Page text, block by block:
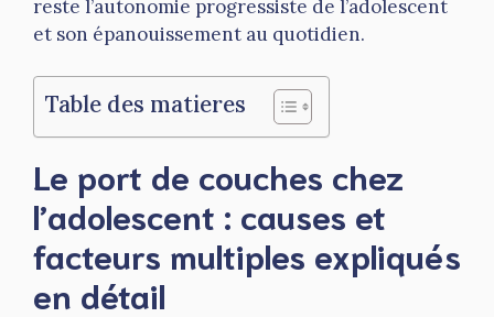
reste l’autonomie progressiste de l’adolescent
et son épanouissement au quotidien.
Table des matieres
Le port de couches chez
l’adolescent : causes et
facteurs multiples expliqués
en détail